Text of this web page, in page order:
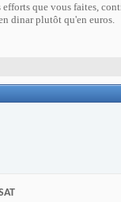
que vous faites,
dinar plutôt qu'en euros.